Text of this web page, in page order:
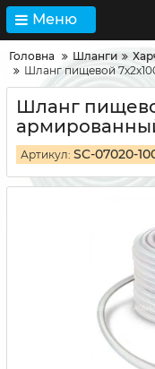
Меню
Головна Шланги
Шланг пищевой
Шланг
Артикул: SC-07020-